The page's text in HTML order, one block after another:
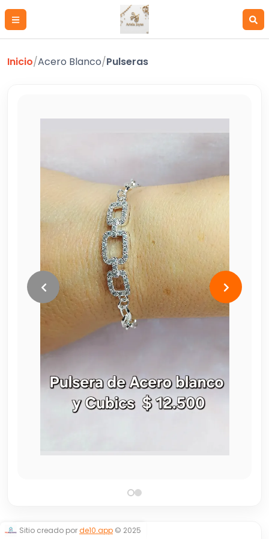
Inicio/Acero Blanco/Pulseras
Sitio creado porde10.app © 2025